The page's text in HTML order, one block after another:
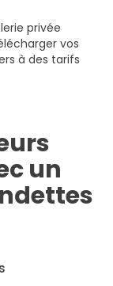
privée
vos
à des tarifs
un